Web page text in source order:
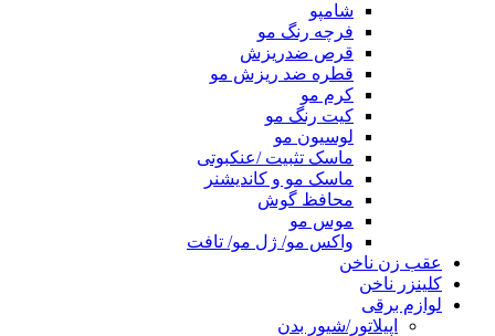
شامپو
فرچه رنگ مو
قرص ضدریزش
قطره ضد ریزش مو
کرم مو
کیت رنگ مو
لوسیون مو
ماسک تثبیت /عنکبوتی
ماسک مو و کاندیشنر
محافظ گوش
موس مو
واکس مو/ ژل مو/ تافت
عقب زن ناخن
کلینزر ناخن
لوازم برقی
اپیلاتور/شیور بدن